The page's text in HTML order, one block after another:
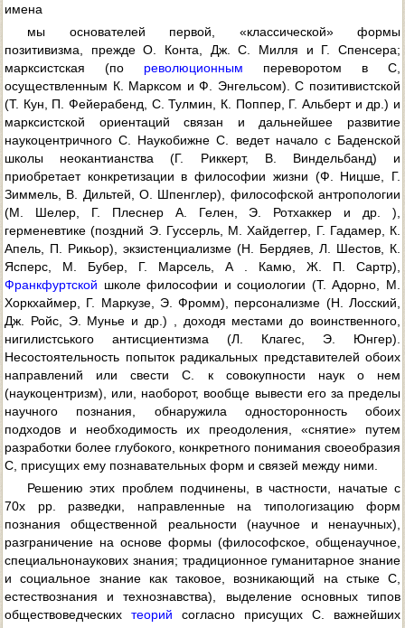
имена
мы основателей первой, «классической» формы
позитивизма, прежде О. Конта, Дж. С. Милля и Г. Спенсера;
марксистская (по революционным переворотом в С,
осуществленным К. Марксом и Ф. Энгельсом). С позитивистской
(Т. Кун, П. Фейерабенд, С. Тулмин, К. Поппер, Г. Альберт и др.) и
марксистской ориентаций связан и дальнейшее развитие
наукоцентричного С. Наукобижне С. ведет начало с Баденской
школы неокантианства (Г. Риккерт, В. Виндельбанд) и
приобретает конкретизации в философии жизни (Ф. Ницше, Г.
Зиммель, В. Дильтей, О. Шпенглер), философской антропологии
(М. Шелер, Г. Плеснер А. Гелен, Э. Ротхаккер и др. ),
герменевтике (поздний Э. Гуссерль, М. Хайдеггер, Г. Гадамер, К.
Апель, П. Рикьор), экзистенциализме (Н. Бердяев, Л. Шестов, К.
Ясперс, М. Бубер, Г. Марсель, А . Камю, Ж. П. Сартр),
Франкфуртской школе философии и социологии (Т. Адорно, М.
Хоркхаймер, Г. Маркузе, Э. Фромм), персонализме (Н. Лосский,
Дж. Ройс, Э. Мунье и др.) , доходя местами до воинственного,
нигилистського антисциентизма (Л. Клагес, Э. Юнгер).
Несостоятельность попыток радикальных представителей обоих
направлений или свести С. к совокупности наук о нем
(наукоцентризм), или, наоборот, вообще вывести его за пределы
научного познания, обнаружила односторонность обоих
подходов и необходимость их преодоления, «снятие» путем
разработки более глубокого, конкретного понимания своеобразия
С, присущих ему познавательных форм и связей между ними.
Решению этих проблем подчинены, в частности, начатые с
70х pp. разведки, направленные на типологизацию форм
познания общественной реальности (научное и ненаучных),
разграничение на основе формы (философское, общенаучное,
специальнонаукових знания; традиционное гуманитарное знание
и социальное знание как таковое, возникающий на стыке С,
естествознания и технознавства), выделение основных типов
обществоведческих теорий согласно присущих С. важнейших